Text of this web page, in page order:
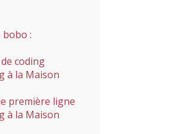
:
coding
à la Maison
première ligne
à la Maison